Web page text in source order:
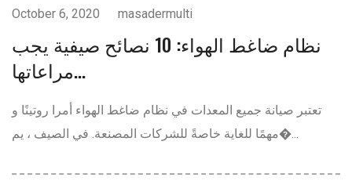
October 6, 2020 masadermulti
نظام ضاغط الهواء: 10 نصائح صيفية يجب
مراعاتها...
تعتبر صيانة جميع المعدات في نظام ضاغط الهواء أمرا روتينًا و
مهمًا للغاية خاصةً للشركات المصنعة. في الصيف ، يم�...